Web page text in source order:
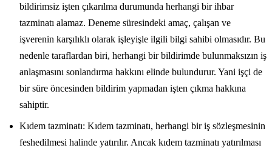
bildirimsiz işten çıkarılma durumunda herhangi bir ihbar
tazminatı alamaz. Deneme süresindeki amaç, çalışan ve
işverenin karşılıklı olarak işleyişle ilgili bilgi sahibi olmasıdır. Bu
nedenle taraflardan biri, herhangi bir bildirimde bulunmaksızın iş
anlaşmasını sonlandırma hakkını elinde bulundurur. Yani işçi de
bir süre öncesinden bildirim yapmadan işten çıkma hakkına
sahiptir.
Kıdem tazminatı: Kıdem tazminatı, herhangi bir iş sözleşmesinin
feshedilmesi halinde yatırılır. Ancak kıdem tazminatı yatırılması